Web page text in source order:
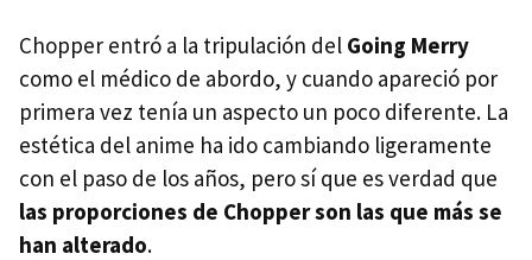
Chopper entró a la tripulación del Going Merry
como el médico de abordo, y cuando apareció por
primera vez tenía un aspecto un poco diferente. La
estética del anime ha ido cambiando ligeramente
con el paso de los años, pero sí que es verdad que
las proporciones de Chopper son las que más se
han alterado.